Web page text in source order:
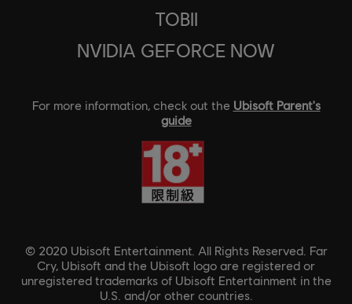
TOBII
NVIDIA GEFORCE NOW
© 2020 Ubisoft Entertainment. All Rights Reserved. Far
Cry, Ubisoft and the Ubisoft logo are registered or
unregistered trademarks of Ubisoft Entertainment in the
U.S. and/or other countries.
For more information, check out the Ubisoft Parent's
guide